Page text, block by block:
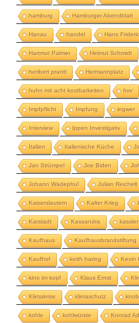
hamburg Hamburger Abendblatt
Hanau handel Hans
Hartmut Palmer Helmut Schmidt
heribert prantl Hermannplatz
huhn mit acht kostbarkeiten hvv
Impfpflicht Impfung ingwer
Interview Ippen Investigativ
Italien Italienische Küche
Jan Strümpel Joe Biden
Johann Wadephul Julian Reichelt
Kaiserslautern Kalter Krieg
Karstadt Kassandra kassler
Kaufhaus Kaufhausbrandstiftung
Kaufhof keith haring Kevin
kino im kopf Klaus Ernst
Klimakrise klimaschutz
kohle kohlwürste Konrad